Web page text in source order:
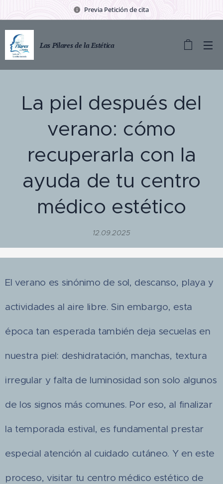
Previa Petición de cita
Las Pilares de la Estética
La piel después del
verano: cómo
recuperarla con la
ayuda de tu centro
médico estético
12.09.2025
El verano es sinónimo de sol, descanso, playa y
actividades al aire libre. Sin embargo, esta
época tan esperada también deja secuelas en
nuestra piel: deshidratación, manchas, textura
irregular y falta de luminosidad son solo algunos
de los signos más comunes. Por eso, al finalizar
la temporada estival, es fundamental prestar
especial atención al cuidado cutáneo. Y en este
proceso, visitar tu centro médico estético de